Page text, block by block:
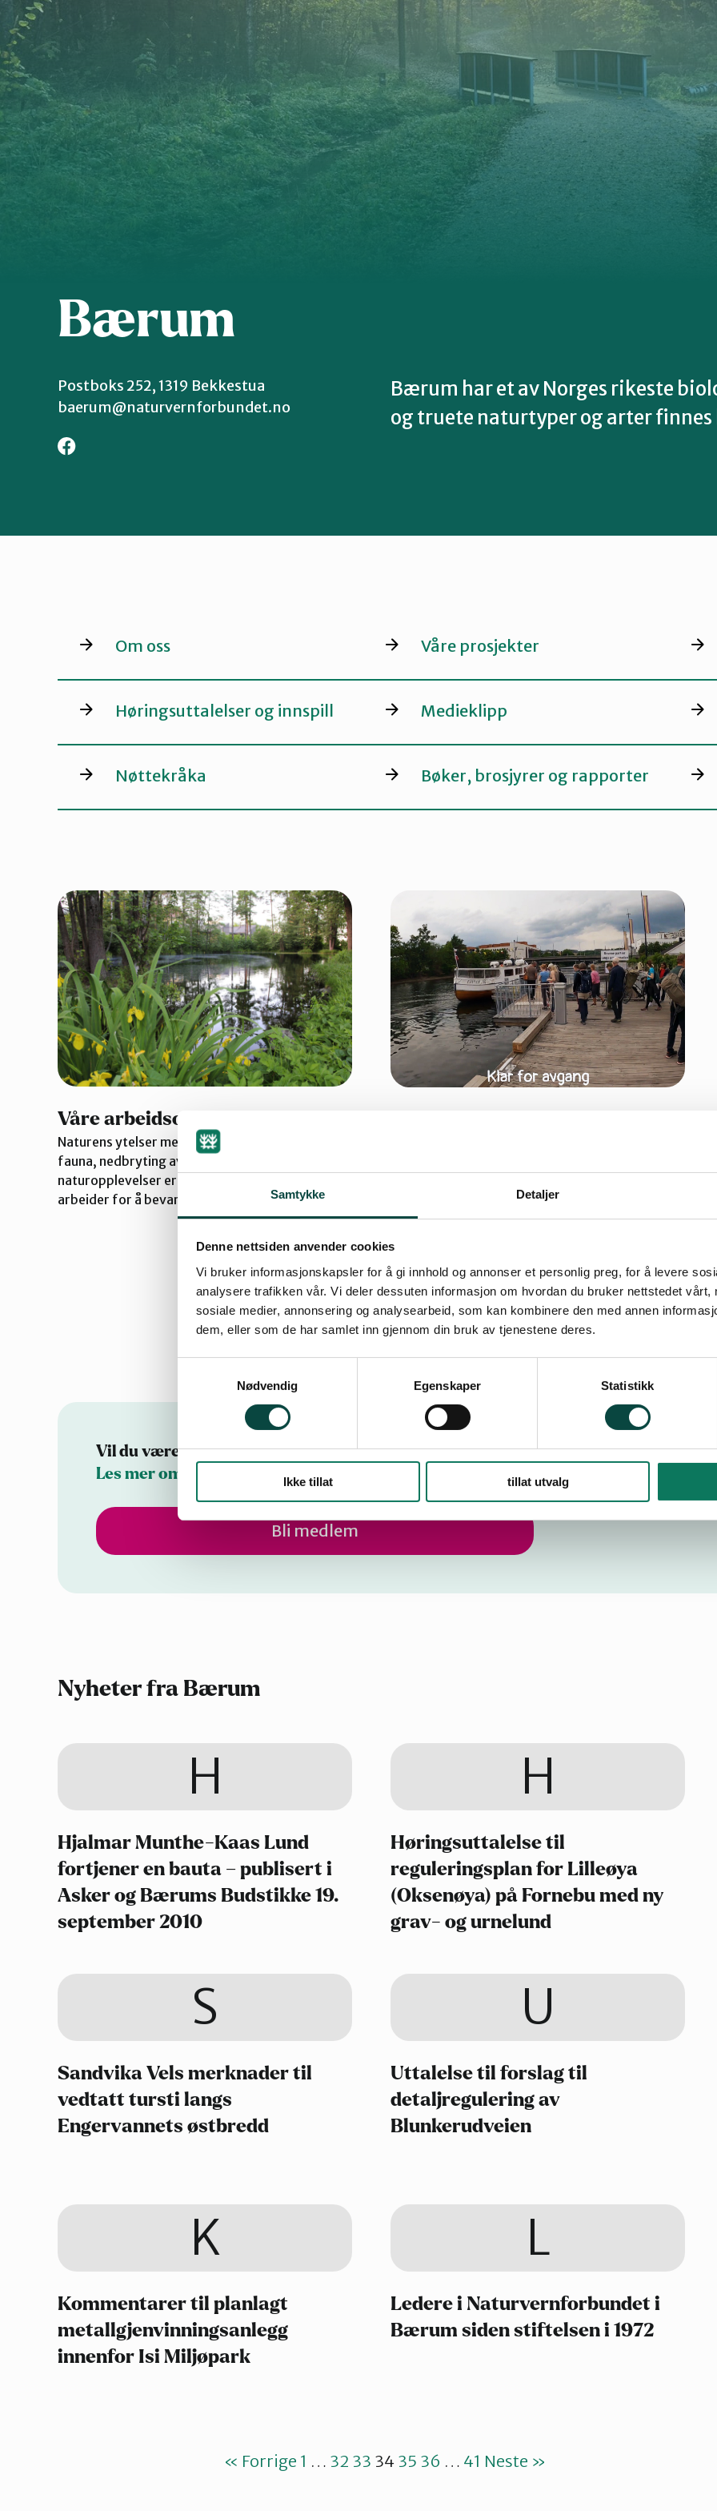
Samtykke Detaljer
Denne nettsiden anvender cookies
Vi bruker informasjonskapsler for å gi innhold og annonser et personlig preg, for å levere
analysere trafikken vår. Vi deler dessuten informasjon om hvordan du bruker nettstedet vårt,
sosiale medier, annonsering og analysearbeid, som kan kombinere den med annen
dem, eller som de har samlet inn gjennom din bruk av tjenestene deres.
Nødvendig
Egenskaper Statistikk
Ikke tillat tillat utvalg
Nordre Follo
Oslo Øst Oslo Sør
Vestby-Frogn
Bærum
Postboks 252, 1319 Bekkestua
baerum@naturvernforbundet.no
Bærum har et av Norges rikeste
og truete naturtyper og arter
Om oss Våre prosjekter
Høringsuttalelser og innspill Medieklipp
Nøttekråka Bøker, brosjyrer og rapporter
Våre arbeidsområder
Naturens ytelser med ren luft, rent vann, flora,
fauna, nedbryting av avfallsstoffer og
naturopplevelser er del av livsgrunnlaget vårt. Vi
arbeider for å bevare disse livsviktige verdiene.
Lær mer om naturen i Bærum. I disse
filmsnuttene får du et innblikk i hva som rører
Vil du være med å ta vare på naturen i Bærum?
Les mer om medlemskap i Naturvernforbundet
Bli medlem
Nyheter fra Bærum
H
Hjalmar Munthe-Kaas Lund
fortjener en bauta – publisert i
Asker og Bærums Budstikke 19.
september 2010
H
Høringsuttalelse til
reguleringsplan for Lilleøya
(Oksenøya) på Fornebu med ny
grav- og urnelund
S
Sandvika Vels merknader til
vedtatt tursti langs
Engervannets østbredd
U
Uttalelse til forslag til
detaljregulering av
Blunkerudveien
K
Kommentarer til planlagt
metallgjenvinningsanlegg
innenfor Isi Miljøpark
L
Ledere i Naturvernforbundet i
Bærum siden stiftelsen i 1972
« Forrige 1 … 32 33 34 35 36 … 41 Neste »